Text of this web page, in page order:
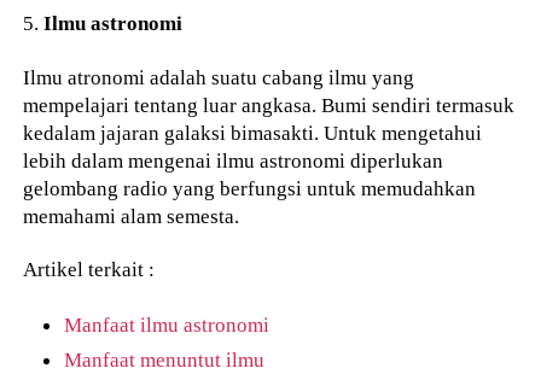
5.Ilmu astronomi
Ilmu atronomi adalah suatu cabang ilmu yang
mempelajari tentang luar angkasa. Bumi sendiri termasuk
kedalam jajaran galaksi bimasakti. Untuk mengetahui
lebih dalam mengenai ilmu astronomi diperlukan
gelombang radio yang berfungsi untuk memudahkan
memahami alam semesta.
Artikel terkait :
Manfaat ilmu astronomi
Manfaat menuntut ilmu